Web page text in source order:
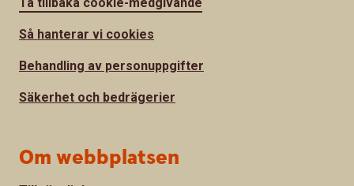
Så hanterar vi cookies
Behandling av personuppgifter
Säkerhet och bedrägerier
Om webbplatsen